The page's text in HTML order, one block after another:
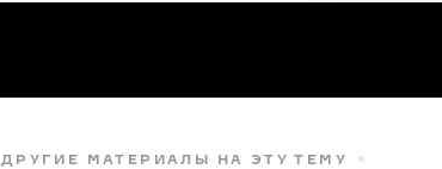
ДРУГИЕ МАТЕРИАЛЫ НА ЭТУ ТЕМУ